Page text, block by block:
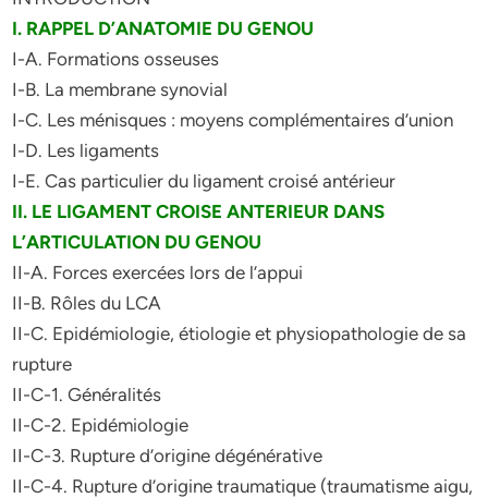
I. RAPPEL D’ANATOMIE DU GENOU
I-A. Formations osseuses
I-B. La membrane synovial
I-C. Les ménisques : moyens complémentaires d’union
I-D. Les ligaments
I-E. Cas particulier du ligament croisé antérieur
II. LE LIGAMENT CROISE ANTERIEUR DANS
L’ARTICULATION DU GENOU
II-A. Forces exercées lors de l’appui
II-B. Rôles du LCA
II-C. Epidémiologie, étiologie et physiopathologie de sa
rupture
II-C-1. Généralités
II-C-2. Epidémiologie
II-C-3. Rupture d’origine dégénérative
II-C-4. Rupture d’origine traumatique (traumatisme aigu,